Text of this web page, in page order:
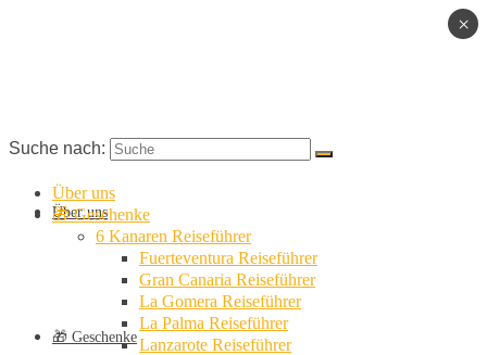
Über uns
🎁 Geschenke
Suche nach:
Über uns
🎁 Geschenke
6 Kanaren Reiseführer
Fuerteventura Reiseführer
Gran Canaria Reiseführer
La Gomera Reiseführer
La Palma Reiseführer
Lanzarote Reiseführer
×